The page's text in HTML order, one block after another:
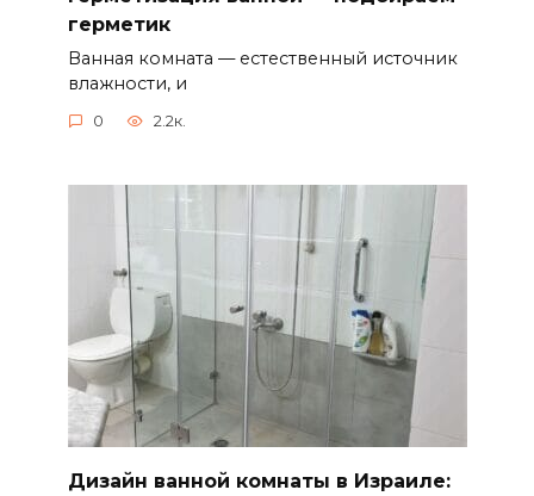
герметик
Ванная комната — естественный источник
влажности, и
0 2.2к.
Дизайн ванной комнаты в Израиле: